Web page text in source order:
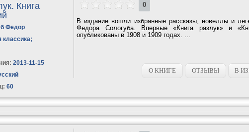
Книга
Федор
классика;
2013-11-15
60
0
В издание вошли избранные рассказы, новеллы и
Федора Сологуба. Впервые «Книга разлук» и
опубликованы в 1908 и 1909 годах. ...
О КНИГЕ ОТЗЫВЫ В